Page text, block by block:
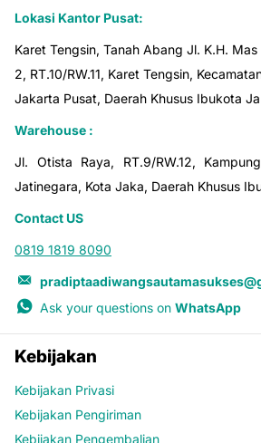
Lokasi Kantor Pusat:
Karet Tengsin, Tanah Abang Jl. K.H.
2, RT.10/RW.11, Karet Tengsin,
Jakarta Pusat, Daerah Khusus Ibukota
Warehouse :
Jl. Otista Raya, RT.9/RW.12,
Jatinegara, Kota Jaka, Daerah Khusus
Contact US
0819 1819 8090
Ask your questions on WhatsApp
Kebijakan
Kebijakan Privasi
Kebijakan Pengiriman
Kebijakan Pengembalian